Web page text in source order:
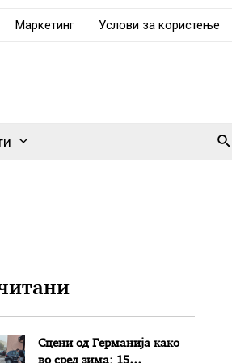
Маркетинг Услови за користење
Сцени од Германија како
во сред зима: 15